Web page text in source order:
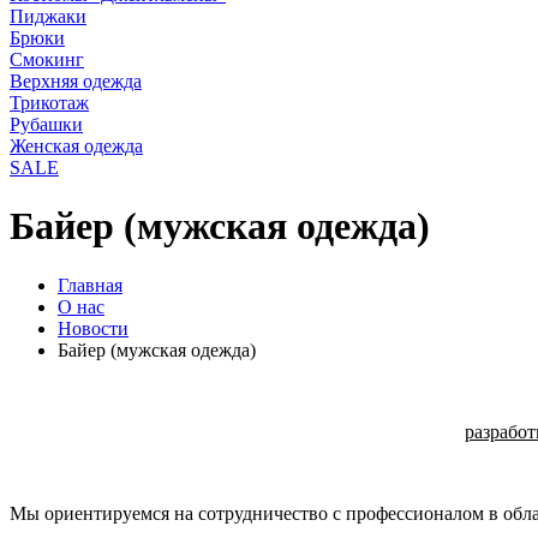
Пиджаки
Брюки
Смокинг
Верхняя одежда
Трикотаж
Рубашки
Женская одежда
SALE
Байер (мужская одежда)
Главная
О нас
Новости
Байер (мужская одежда)
Мы ориентируемся на сотрудничество с профессионалом в